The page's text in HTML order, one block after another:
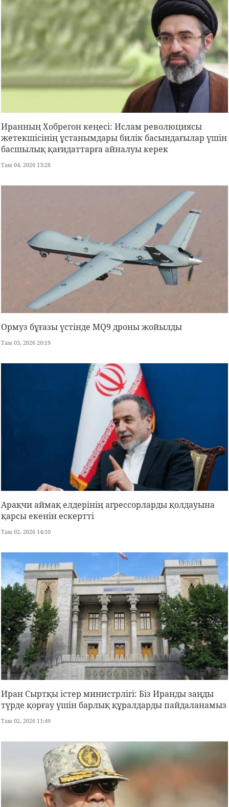
Иранның Хобрегон кеңесі: Ислам революциясы
жетекшісінің ұстанымдары билік басындағылар үшін
басшылық қағидаттарға айналуы керек
Там 04, 2026 13:28
Ормуз бұғазы үстінде MQ9 дроны жойылды
Там 03, 2026 20:19
Арақчи аймақ елдерінің агрессорларды қолдауына
қарсы екенін ескертті
Там 02, 2026 14:10
Иран Сыртқы істер министрлігі: Біз Иранды заңды
түрде қорғау үшін барлық құралдарды пайдаланамыз
Там 02, 2026 11:49